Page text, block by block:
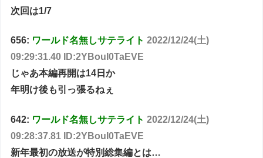
次回は1/7
656: ワールド名無しサテライト 2022/12/24(土)
09:29:31.40 ID:2YBouI0TaEVE
じゃあ本編再開は14日か
年明け後も引っ張るねぇ
642: ワールド名無しサテライト 2022/12/24(土)
09:28:37.81 ID:2YBouI0TaEVE
新年最初の放送が特別総集編とは…